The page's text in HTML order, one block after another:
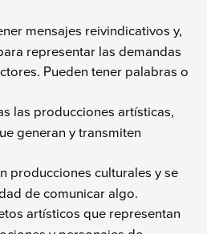
mensajes reivindicativos y,
representar las demandas
Pueden tener palabras o
las producciones artísticas,
generan y transmiten
producciones culturales y se
de comunicar algo.
artísticos que representan